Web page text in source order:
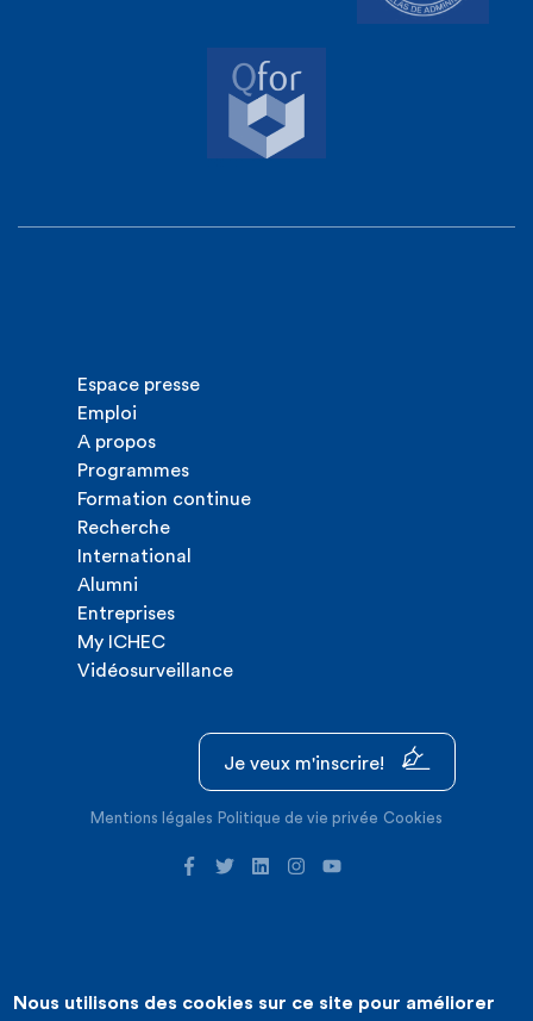
Espace presse
Emploi
A propos
Programmes
Formation continue
Recherche
International
Alumni
Entreprises
My ICHEC
Vidéosurveillance
Je veux m'inscrire!
Mentions légales Politique de vie privée Cookies
©2026 ICHEC |Création de site internet : Expansion
Nous utilisons des cookies sur ce site pour améliorer